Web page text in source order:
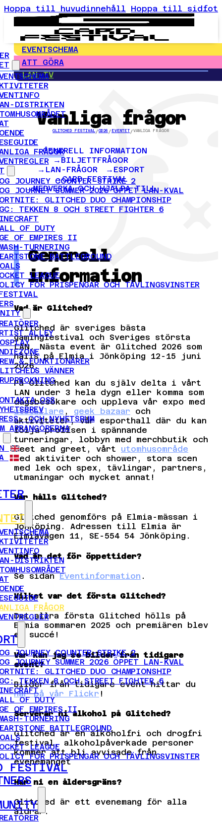
Hoppa till huvudinnehåll Hoppa till sidfot
DISTRIKTEN
FRÅGOR
JOURNEY COUNTER-STRIKE 2
JOURNEY SUMMER 2026 ÖPPET LAN-KVAL
GLITCHED DUO CHAMPIONSHIP
TEKKEN 8 OCH STREET FIGHTER 6
OF DUTY
OF EMPIRES II
TURNERING
BATTLEGROUND
LEAGUE
FÖR PRISPENGAR OCH TÄVLINGSVINSTER
ALLEY
& FUNKTIONÄRER
VÄNNER
OSS
OCH NYHETSRUM
ARRANGÖRERNA
DISTRIKTEN
FRÅGOR
JOURNEY COUNTER-STRIKE 2
JOURNEY SUMMER 2026 ÖPPET LAN-KVAL
GLITCHED DUO CHAMPIONSHIP
TEKKEN 8 OCH STREET FIGHTER 6
OF DUTY
OF EMPIRES II
TURNERING
BATTLEGROUND
LEAGUE
FÖR PRISPENGAR OCH TÄVLINGSVINSTER
FESTIVAL
EVENTSCHEMA
ATT GÖRA
LAN-TV
Vanliga frågor
GLITCHED FESTIVAL /GD26 / EVENTET /VANLIGA FRÅGOR
GENERELL INFORMATION
BILJETTFRÅGOR
LAN-FRÅGOR
ESPORT
CARD FESTIVAL
MEDVERKA OCH HJÄLPA TILL
Generell
information
Vad är Glitched?
Glitched är sveriges bästa
gamingfestival och Sveriges största
LAN. Nästa event är Glitched 2026 som
hålls på Elmia i Jönköping 12-15 juni
2026.
På Glitched kan du själv delta i vårt
LAN under 3 hela dygn eller komma som
dagsbesökare och uppleva vår expo med
utställare , geek bazaar och
aktiviteter, vår esporthall där du kan
följa proffsen i spännande
turneringar, lobbyn med merchbutik och
meet and greet, vårt utomhusområde
med aktiviter och shower, stora scen
med lek och spex, tävlingar, partners,
utmaningar och mycket annat!
Var hålls Glitched?
Glitched genomförs på Elmia-mässan i
Jönköping. Adressen till Elmia är
Elmiavägen 11, SE-554 54 Jönköping.
Vad är det för öppettider?
Se sidanEventinformation .
Vilket var det första Glitched?
Det allra första Glitched hölls på
Elmia sommaren 2025 och premiären blev
en succé!
Var kan jag se bilder från tidigare
event?
Bilder från tidigare event hittar du
här på vår Flickr !
Serverar ni alkohol på Glitched?
Glitched är en alkoholfri och drogfri
festival, alkoholpåverkade personer
kommer att bli avvisade från
evenemanget
Har ni en åldersgräns?
Glitched är ett evenemang för alla
åldrar.